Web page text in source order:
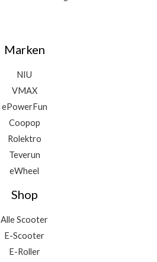
Marken
NIU
VMAX
ePowerFun
Coopop
Rolektro
Teverun
eWheel
Shop
Alle Scooter
E-Scooter
E-Roller